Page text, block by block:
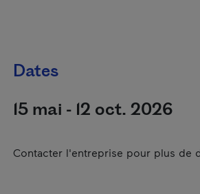
Dates
15 mai - 12 oct. 2026
Contacter l'entreprise pour plus de